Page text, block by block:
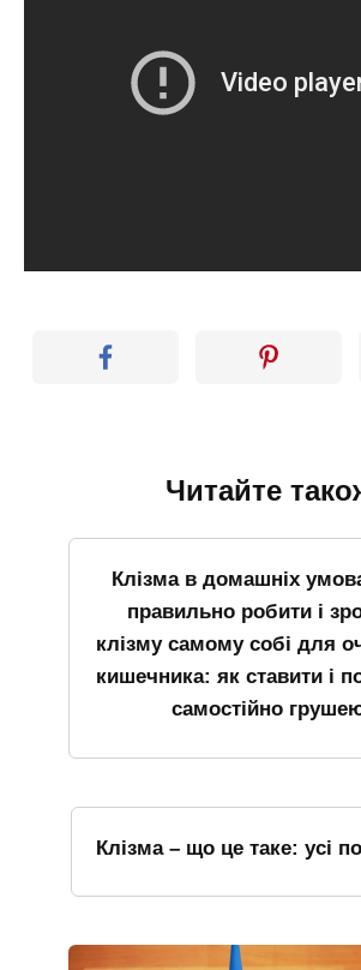
Читайте
Клізма в домашніх
правильно робити і
клізму самому собі для
кишечника: як ставити і
самостійно
Клізма – що це таке: усі